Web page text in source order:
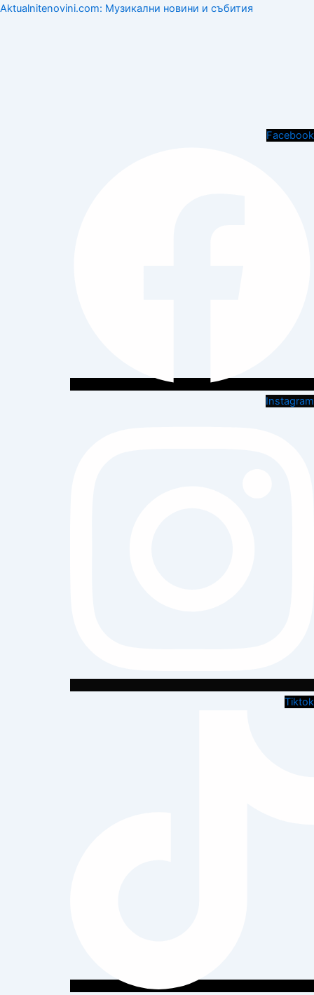
Aktualnitenovini.com: Музикални новини и събития
Facebook
Instagram
Tiktok
Menu